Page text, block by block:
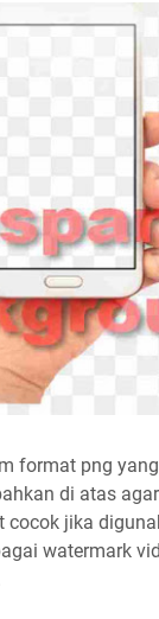
format png
di atas
jika
watermark